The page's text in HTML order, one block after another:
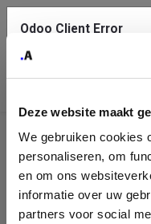
Deze website maakt
We gebruiken cookies
personaliseren, om
en om ons
informatie over uw
partners voor social
Company
Identification
Please fill in your
Odoo Client Error
service.
See details